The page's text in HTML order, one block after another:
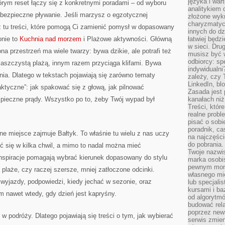
reset łączy się z konkretnymi poradami – od wyboru
pływanie. Jeśli marzysz o egzotycznej
treści, które pomogą Ci zamienić pomysł w dopasowany
to Kuchnia nad morzem i Plażowe aktywności. Główną
przestrzeń ma wiele twarzy: bywa dzikie, ale potrafi też
plażą, innym razem przyciąga klifami. Bywa
Dlatego w tekstach pojawiają się zarówno tematy
jak spakować się z głową, jak pilnować
prądy. Wszystko po to, żeby Twój wypad był
miejsce zajmuje Bałtyk. To właśnie tu wielu z nas uczy
się w kilka chwil, a mimo to nadal można mieć
pomagają wybrać kierunek dopasowany do stylu
czy raczej szersze, mniej zatłoczone odcinki.
podpowiedzi, kiedy jechać w sezonie, oraz
nawet wtedy, gdy dzień jest kapryśny.
podróży. Dlatego pojawiają się treści o tym, jak wybierać
analitykiem
złożone
innych do
łatwiej
w sieci.
musisz być
odbiorcy:
zależy, czy
LinkedIn,
Zasada jest
kanałach
Treści,
realne
pisać o
poradnik,
na
do
Twoje
marka
pewnym
własnego
lub
kursami i
od
budować
poprzez
serwis